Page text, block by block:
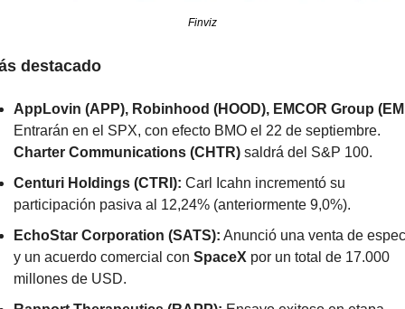
Finviz
destacado
AppLovin (APP), Robinhood (HOOD), EMCOR Group
Charter Communications (CHTR) saldrá del S&P 100.
Centuri Holdings (CTRI): Carl Icahn incrementó su
participación pasiva al 12,24% (anteriormente 9,0%).
EchoStar Corporation (SATS): Anunció una venta de
y un acuerdo comercial con SpaceX por un total de 17.000
millones de USD.